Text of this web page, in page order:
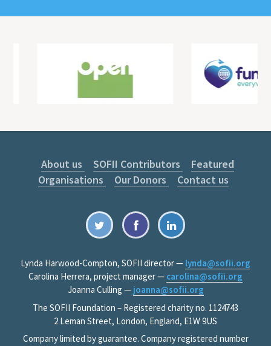
About us SOFII Contributors
Featured
Organisations
Our Donors Contact us
Lynda Harwood-Compton, SOFII director — lynda@sofii.org
Carolina Herrera, project manager — carolina@sofii.org
Joanna Culling — joanna@sofii.org
The SOFII Foundation – Registered charity no. 1124743
2 Leman Street, London, England, E1W 9US
Company limited by guarantee. Company registered number